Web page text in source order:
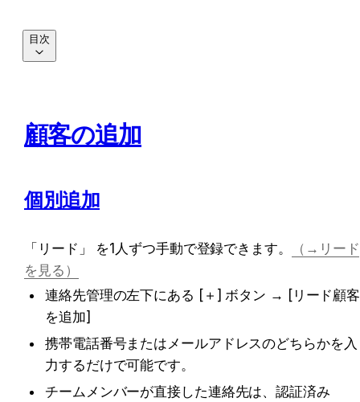
顧客の追加
個別追加
「リード」 を1人ずつ手動で登録できます。
（→リード
を見る）
連絡先管理の左下にある [＋] ボタン → [リード顧客
を追加]
携帯電話番号またはメールアドレスのどちらかを入
力するだけで可能です。
チームメンバーが直接した連絡先は、認証済み
目次